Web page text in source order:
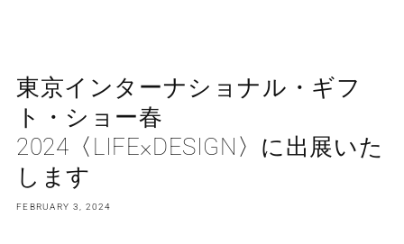
東京インターナショナル・ギフ
ト・ショー春
2024〈LIFE×DESIGN〉に出展いた
します
FEBRUARY 3, 2024